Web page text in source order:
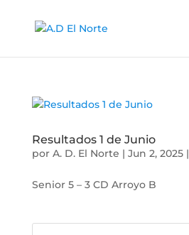
Resultados 1 de Junio
por A. D. El Norte | Jun 2, 2025|
Senior 5 – 3 CD Arroyo B